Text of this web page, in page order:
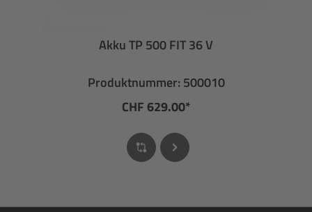
Akku TP 500 FIT 36 V
Produktnummer: 500010
CHF 629.00*